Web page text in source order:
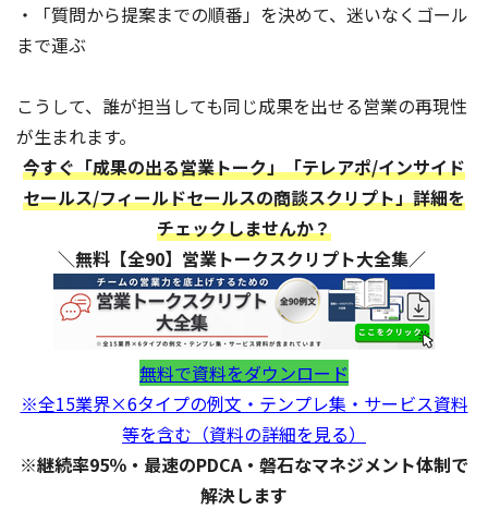
・「質問から提案までの順番」を決めて、迷いなくゴール
まで運ぶ
こうして、誰が担当しても同じ成果を出せる営業の再現性
が生まれます。
今すぐ「成果の出る営業トーク」「テレアポ/インサイド
セールス/フィールドセールスの商談スクリプト」詳細を
チェックしませんか？
＼無料【全90】営業トークスクリプト大全集／
無料で資料をダウンロード
※全15業界×6タイプの例文・テンプレ集・サービス資料
等を含む（資料の詳細を見る）
※継続率95％・最速のPDCA・磐石なマネジメント体制で
解決します